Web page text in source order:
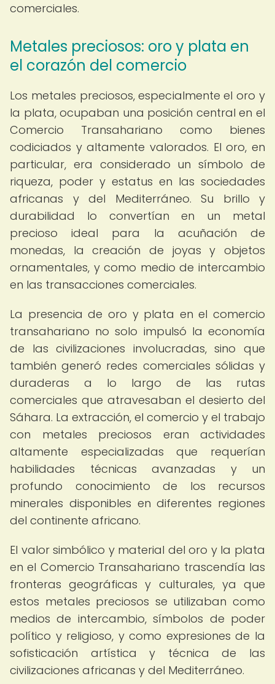
comerciales.
Metales preciosos: oro y plata en
el corazón del comercio
Los metales preciosos, especialmente el oro y
la plata, ocupaban una posición central en el
Comercio Transahariano como bienes
codiciados y altamente valorados. El oro, en
particular, era considerado un símbolo de
riqueza, poder y estatus en las sociedades
africanas y del Mediterráneo. Su brillo y
durabilidad lo convertían en un metal
precioso ideal para la acuñación de
monedas, la creación de joyas y objetos
ornamentales, y como medio de intercambio
en las transacciones comerciales.
La presencia de oro y plata en el comercio
transahariano no solo impulsó la economía
de las civilizaciones involucradas, sino que
también generó redes comerciales sólidas y
duraderas a lo largo de las rutas
comerciales que atravesaban el desierto del
Sáhara. La extracción, el comercio y el trabajo
con metales preciosos eran actividades
altamente especializadas que requerían
habilidades técnicas avanzadas y un
profundo conocimiento de los recursos
minerales disponibles en diferentes regiones
del continente africano.
El valor simbólico y material del oro y la plata
en el Comercio Transahariano trascendía las
fronteras geográficas y culturales, ya que
estos metales preciosos se utilizaban como
medios de intercambio, símbolos de poder
político y religioso, y como expresiones de la
sofisticación artística y técnica de las
civilizaciones africanas y del Mediterráneo.